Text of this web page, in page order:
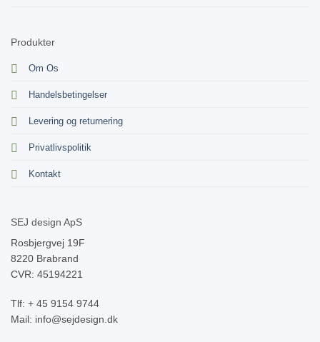
Produkter
Om Os
Handelsbetingelser
Levering og returnering
Privatlivspolitik
Kontakt
SEJ design ApS
Rosbjergvej 19F
8220 Brabrand
CVR: 45194221
Tlf: + 45 9154 9744
Mail: info@sejdesign.dk